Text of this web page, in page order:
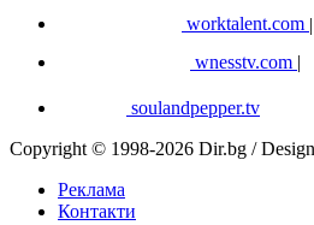
worktalent.com |
wnesstv.com |
soulandpepper.tv
Copyright © 1998-2026 Dir.bg /
Реклама
Контакти